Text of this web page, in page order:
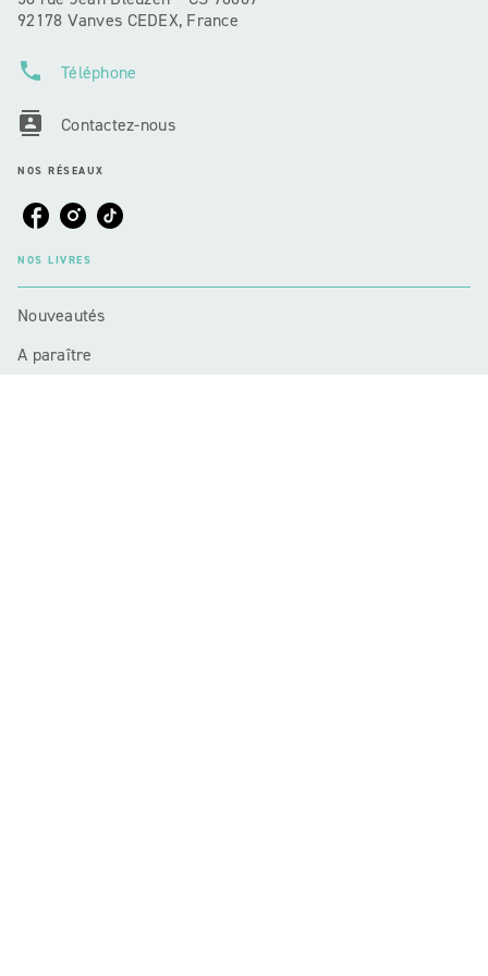
92178 Vanves CEDEX, France
phone Téléphone
contacts Contactez-nous
NOS RÉSEAUX
NOS LIVRES
Nouveautés
A paraître